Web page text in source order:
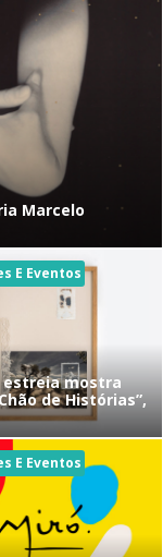
Marcelo
E Eventos
estreia mostra
de Histórias”,
E Eventos